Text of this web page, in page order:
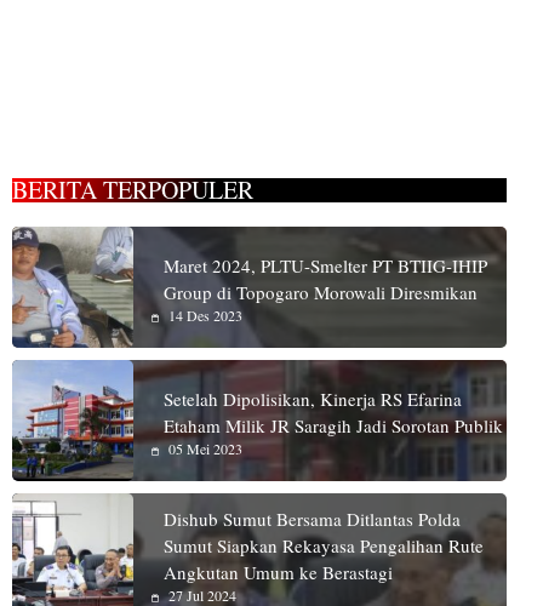
BERITA TERPOPULER
Maret 2024, PLTU-Smelter PT BTIIG-IHIP
Group di Topogaro Morowali Diresmikan
14 Des 2023
Setelah Dipolisikan, Kinerja RS Efarina
Etaham Milik JR Saragih Jadi Sorotan Publik
05 Mei 2023
Dishub Sumut Bersama Ditlantas Polda
Sumut Siapkan Rekayasa Pengalihan Rute
Angkutan Umum ke Berastagi
27 Jul 2024